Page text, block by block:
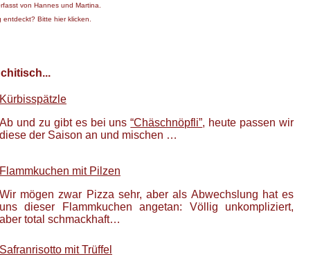
von Hannes und Martina
Bitte hier klicken.
Kürbisspätzle
Ab und zu gibt es bei uns“Chäschnöpfli”, heute passen wir
diese der Saison an und mischen …
Flammkuchen mit Pilzen
Wir mögen zwar Pizza sehr, aber als Abwechslung hat es
uns dieser Flammkuchen angetan: Völlig unkompliziert,
aber total schmackhaft…
Safranrisotto mit Trüffel